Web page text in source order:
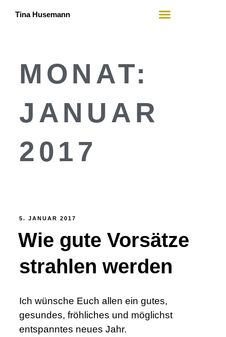
Tina Husemann
MONAT:
JANUAR
2017
5. JANUAR 2017
Wie gute Vorsätze
strahlen werden
Ich wünsche Euch allen ein gutes,
gesundes, fröhliches und möglichst
entspanntes neues Jahr.